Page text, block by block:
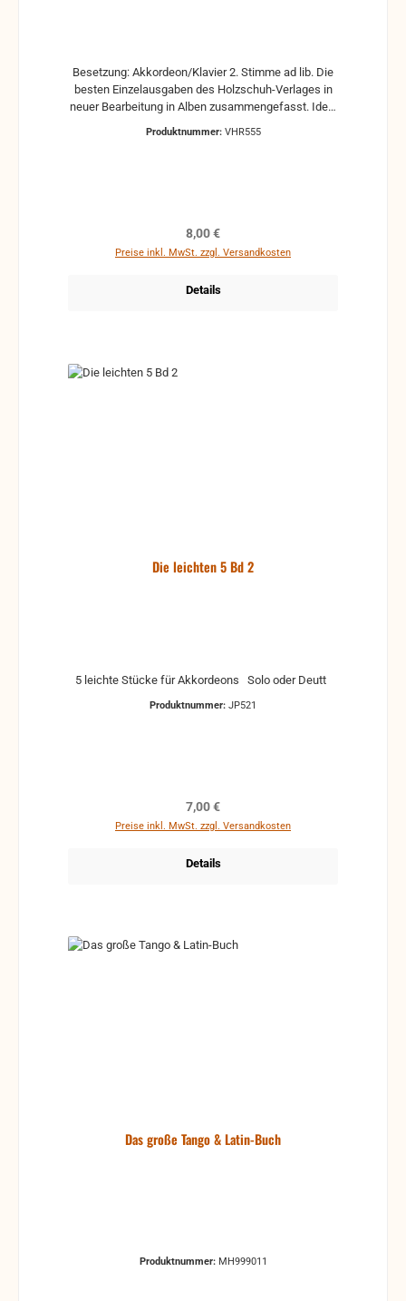
Besetzung: Akkordeon/Klavier 2. Stimme ad lib. Die
besten Einzelausgaben des Holzschuh-Verlages in
neuer Bearbeitung in Alben zusammengefasst. Ideal
Produktnummer: VHR555
Regulärer Preis:
8,00 €
Preise inkl. MwSt. zzgl. Versandkosten
Details
Die leichten 5 Bd 2
Produktnummer: JP521
Regulärer Preis:
7,00 €
Preise inkl. MwSt. zzgl. Versandkosten
Details
Das große Tango & Latin-Buch
Produktnummer: MH999011